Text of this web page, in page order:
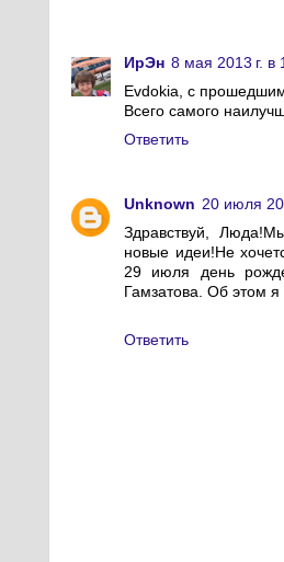
ИрЭн 8 мая 2013 г. в
Evdokia, с
Всего самого
Ответить
Unknown 20 июля
Здравствуй,
новые идеи!Не
29 июля день
Гамзатова. Об этом
Ответить